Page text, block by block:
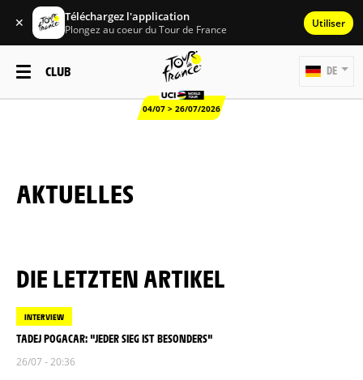
✕ Téléchargez l'application
Plongez au coeur du Tour de France Utiliser
CLUB
04/07 > 26/07/2026
DE
AKTUELLES
DIE LETZTEN ARTIKEL
INTERVIEW
TADEJ POGACAR: "JEDER SIEG IST BESONDERS"
26/07 - 20:36